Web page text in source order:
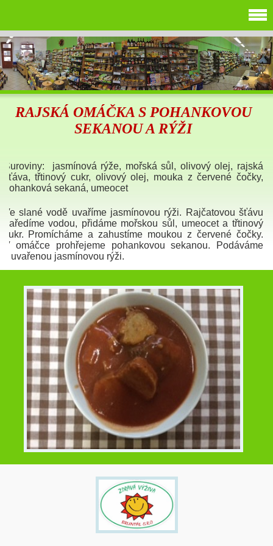
RAJSKÁ OMÁČKA S POHANKOVOU
SEKANOU A RÝŽI
Suroviny: jasmínová rýže, mořská sůl, olivový olej, rajská
šťáva, třtinový cukr, olivový olej, mouka z červené čočky,
pohanková sekaná, umeocet
Ve slané vodě uvaříme jasmínovou rýži. Rajčatovou šťávu
naředíme vodou, přidáme mořskou sůl, umeocet a třtinový
cukr. Promícháme a zahustíme moukou z červené čočky.
V omáčce prohřejeme pohankovou sekanou. Podáváme
s uvařenou jasmínovou rýži.